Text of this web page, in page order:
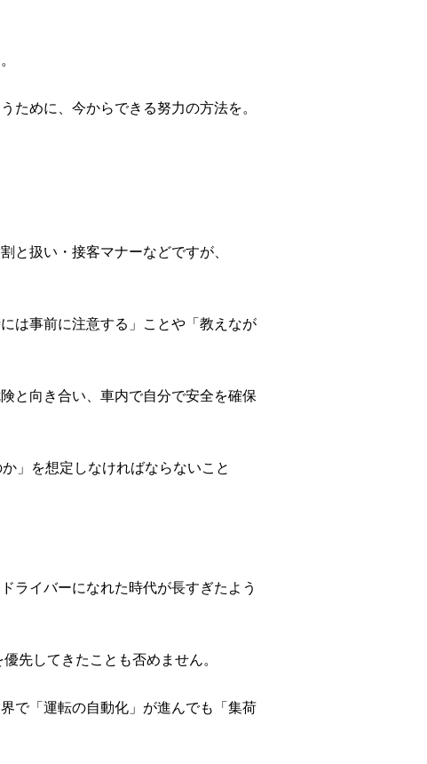
ために、今からできる努力の方法を。
と扱い・接客マナーなどですが、
は事前に注意する」ことや「教えなが
と向き合い、車内で自分で安全を確保
」を想定しなければならないこと
ライバーになれた時代が長すぎたよう
先してきたことも否めません。
で「運転の自動化」が進んでも「集荷